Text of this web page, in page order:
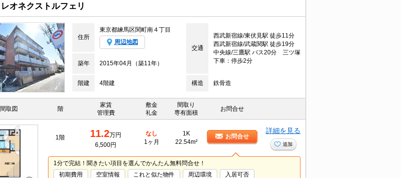
レオネクストルフェリ
住所
東京都練馬区関町南４丁目
周辺地図
交通
西武新宿線/東伏見駅 徒歩11分
西武新宿線/武蔵関駅 徒歩19分
中央線/三鷹駅 バス20分 三ツ塚
下車：停歩2分
築年 2015年04月（築11年）
階建 4階建 構造 鉄骨造
間取図 階
家賃
管理費
敷金
礼金
間取り
専有面積
お問合せ
1階 11.2万円
6,500円
なし
1ヶ月
1K
22.54m²
お問合せ
詳細を見る
追加
1分で完結！聞きたい項目を選んでかんたん無料問合せ！
初期費用
空室情報 これと似た物件 周辺環境 入居可否